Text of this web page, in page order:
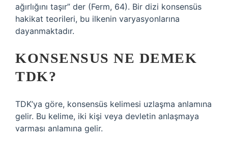
ağırlığını taşır” der (Ferm, 64). Bir dizi konsensüs
hakikat teorileri, bu ilkenin varyasyonlarına
dayanmaktadır.
KONSENSUS NE DEMEK
TDK?
TDK’ya göre, konsensüs kelimesi uzlaşma anlamına
gelir. Bu kelime, iki kişi veya devletin anlaşmaya
varması anlamına gelir.